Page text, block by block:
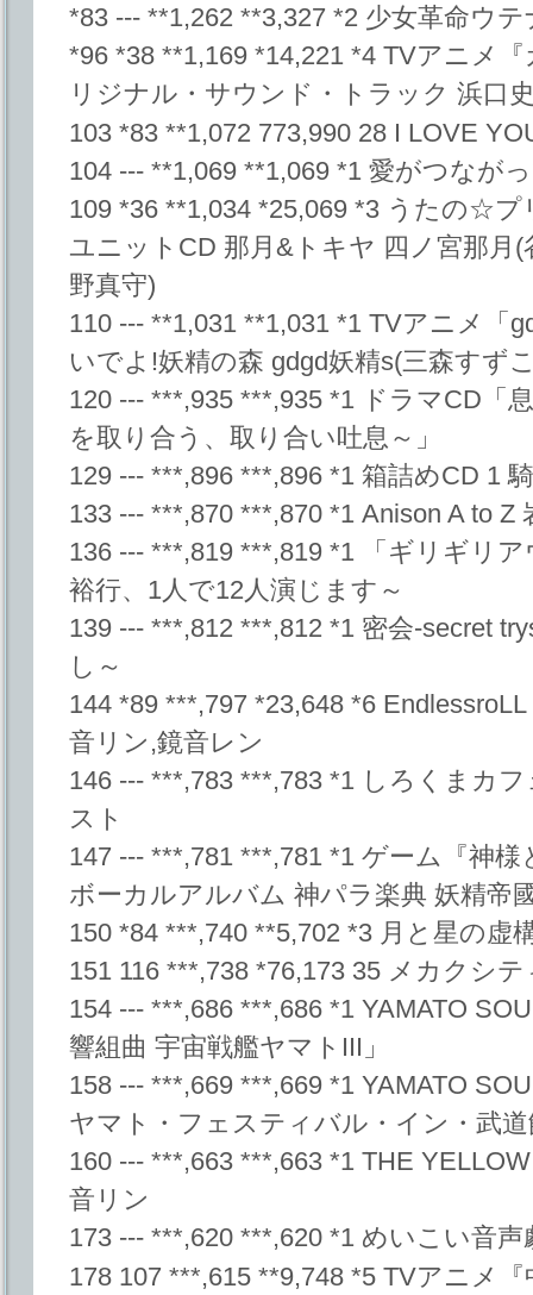
*83 --- **1,262 **3,327 *2 少女革命ウ
*96 *38 **1,169 *14,221 *4 TVアニメ
リジナル・サウンド・トラック 浜口
103 *83 **1,072 773,990 28 I LOVE
104 --- **1,069 **1,069 *1 愛がつなが
109 *36 **1,034 *25,069 *3 うたの☆
ユニットCD 那月&トキヤ 四ノ宮那月
野真守)
110 --- **1,031 **1,031 *1 TVアニメ「
いでよ!妖精の森 gdgd妖精s(三森すず
120 --- ***,935 ***,935 *1 ドラマCD「
を取り合う、取り合い吐息～」
129 --- ***,896 ***,896 *1 箱詰めCD 1
133 --- ***,870 ***,870 *1 Anison A to Z
136 --- ***,819 ***,819 *1 「ギリギリ
裕行、1人で12人演じます～
139 --- ***,812 ***,812 *1 密会-secret
し～
144 *89 ***,797 *23,648 *6
音リン,鏡音レン
146 --- ***,783 ***,783 *1 しろくまカ
スト
147 --- ***,781 ***,781 *1 ゲーム『神
ボーカルアルバム 神パラ楽典 妖精帝
150 *84 ***,740 **5,702 *3 月と星の虚
151 116 ***,738 *76,173 35 メカクシ
154 --- ***,686 ***,686 *1 YAMATO
響組曲 宇宙戦艦ヤマトIII」
158 --- ***,669 ***,669 *1 YAMATO
ヤマト・フェスティバル・イン・武
160 --- ***,663 ***,663 *1 THE
音リン
173 --- ***,620 ***,620 *1 めいこい音
178 107 ***,615 **9,748 *5 TVアニメ